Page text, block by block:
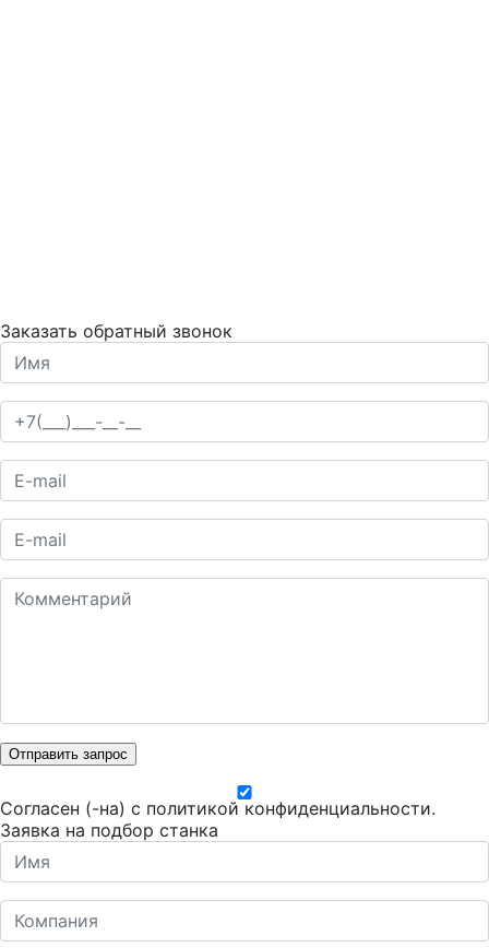
Заказать обратный звонок
Отправить запрос
Согласен (-на) с политикой конфиденциальности.
Заявка на подбор станка